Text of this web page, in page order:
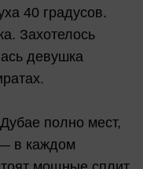
40 градусов.
Захотелось
девушка
полно мест,
в каждом